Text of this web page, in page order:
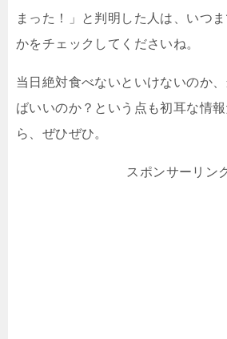
まった！」と判明した人は、いつ
かをチェックしてくださいね。
当日絶対食べないといけないのか
ばいいのか？という点も初耳な情
ら、ぜひぜひ。
スポンサーリン